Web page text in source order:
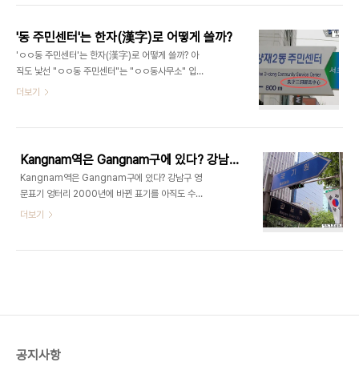
중국어 번체 표기만 더 했더라면 정말 완벽했을것인
작이다. 은행 '환전' 외국어 표기는 엉터리? - 한국식
어휘나 한국식 한자표기가 대부분(2008.12.11) 미
디어 한글로 '동 주민센터'는 한자(漢字)로 어떻게
쓸까? (2008.12.12) 미디어 한글로 블로그의 특성
상, 위 두개의 글에 언급된 사항을 다시 반복하는 수
히 공식화 하면 이렇다. 한자표기 = 한국어 중국어 한
'동 주민센터'는 한자(漢字)로 어떻게 쓸까?
'ㅇㅇ동 주민센터'는 한자(漢字)로 어떻게 쓸까? 아
직도 낯선 "ㅇㅇ동 주민센터"는 "ㅇㅇ동사무소" 입
에 짝짝 올라붙는 '동사무소'가 아니고 이미 좀 어색
웃지못할 일도 벌어지는데다가, 주민센터로 결정하
는 과정이 석연치 않았다. (2007/09/17 동사무소
새 이름 '주민센터' 결정과정 엉터리 - 설문조사는 뭐
하러 했나?) 그래도, 어쩌겠나? 이미 다 바뀌어버렸
다. 영어 표기, 한자 표기는 어떻게 하고 있을까? 그
까 별다를 것도 없다. 영어로는 ㅇㅇ Dong Office
더보기
Kangnam역은 Gangnam구에 있다? 강남구 영문표기 엉터리
Kangnam역은 Gangnam구에 있다? 강남구 영
문표기 엉터리 2000년에 바뀐 표기를 아직도 수정
하지 않아 경찰서만 틀린 줄 알았는데...강남구가 더
지 법적으로 고쳤어야 할 표기를 고치지 않은 "불법"
더보기
공지사항